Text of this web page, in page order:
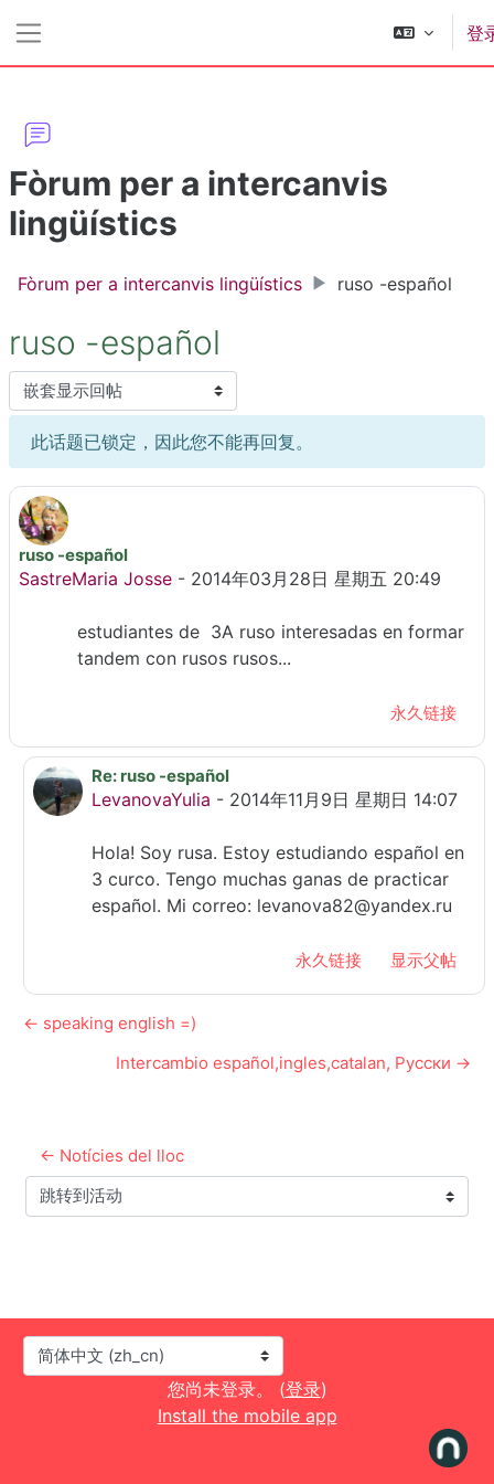
登
Fòrum per a intercanvis
lingüístics
Fòrum per a intercanvis lingüístics ruso -español
ruso -español
显示模式
此话题已锁定，因此您不能再回复。
ruso -español
SastreMaria Josse - 2014年03月28日 星期五 20:49
回帖数：1
estudiantes de 3A ruso interesadas en formar
tandem con rusos rusos...
永久链接
回复SastreMaria Josse
Re: ruso -español
LevanovaYulia - 2014年11月9日 星期日 14:07
Hola! Soy rusa. Estoy estudiando español en
3 curco. Tengo muchas ganas de practicar
español. Mi correo: levanova82@yandex.ru
永久链接 显示父帖
← speaking english =)
Intercambio español,ingles,catalan, Русски →
← Notícies del lloc
跳转到活动
语言
您尚未登录。 (登录)
Install the mobile app